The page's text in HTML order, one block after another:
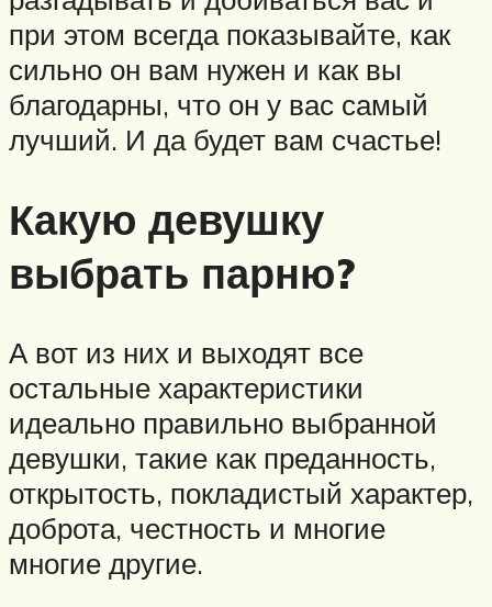
при этом всегда показывайте, как
сильно он вам нужен и как вы
благодарны, что он у вас самый
лучший. И да будет вам счастье!
Какую девушку
выбрать парню?
А вот из них и выходят все
остальные характеристики
идеально правильно выбранной
девушки, такие как преданность,
открытость, покладистый характер,
доброта, честность и многие
многие другие.